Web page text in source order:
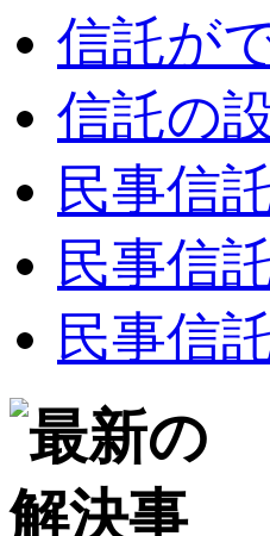
信託が
信託の
民事信
民事信
民事信